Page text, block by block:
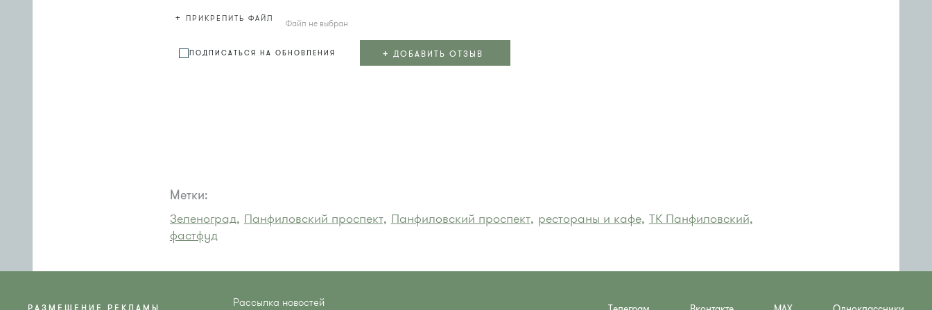
+ ПРИКРЕПИТЬ ФАЙЛ Файл не выбран
ПОДПИСАТЬСЯ НА ОБНОВЛЕНИЯ + ДОБАВИТЬ ОТЗЫВ
Метки:
Зеленоград, Панфиловский проспект, Панфиловский проспект, рестораны и кафе, ТК Панфиловский,
фастфуд
Рассылка новостей